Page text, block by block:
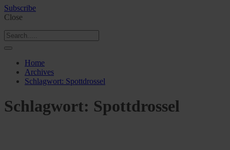
Subscribe
Close
Home
Archives
Schlagwort: Spottdrossel
Schlagwort: Spottdrossel